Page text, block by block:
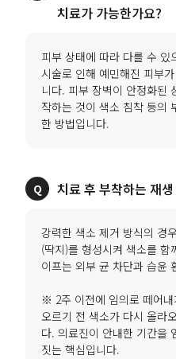
치료가 가능한가요?
피부 상태에 따라 다를 수 있
시술로 인해 예민해진 피부
니다. 피부 장벽이 안정화된
작하는 것이 색소 침착 등의
한 방법입니다.
치료 후 부착하는 재
강력한 색소 제거 방식의 경
(딱지)를 형성시켜 색소를
이프는 외부 균 차단과 습윤
※ 2주 이전에 임의로 떼어
오르기 전 색소가 다시 올라
다. 의료진이 안내한 기간을
짓는 핵심입니다.